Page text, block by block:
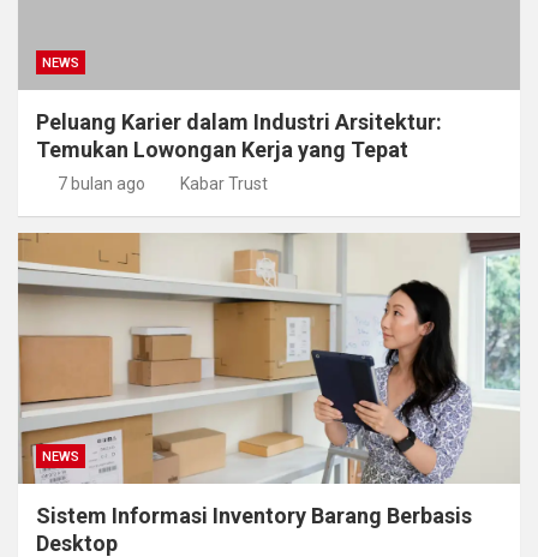
NEWS
Peluang Karier dalam Industri Arsitektur:
Temukan Lowongan Kerja yang Tepat
7 bulan ago Kabar Trust
NEWS
Sistem Informasi Inventory Barang Berbasis
Desktop